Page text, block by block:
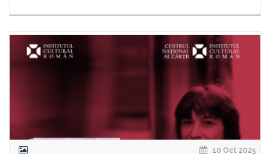
10 Oct 2025